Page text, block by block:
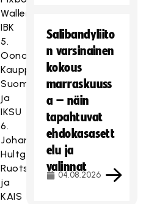
Wallenstam
IBK
5.
Oona
Kauppi,
Suomi
ja
IKSU
6.
Johanna
Hultgren,
Ruotsi
ja
KAIS
Salibandyliito
n varsinainen
kokous
marraskuuss
a – näin
tapahtuvat
ehdokasasett
elu ja
valinnat
04.08.2026